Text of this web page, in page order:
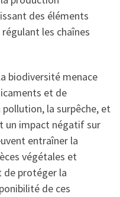
des éléments
les chaînes
biodiversité menace
et de
la surpêche, et
un impact négatif sur
entraîner la
végétales et
de protéger la
de ces